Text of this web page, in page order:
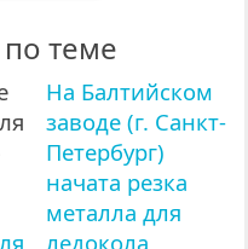
теме
На Балтийском
заводе (г. Санкт-
Петербург)
начата резка
металла для
ледокола